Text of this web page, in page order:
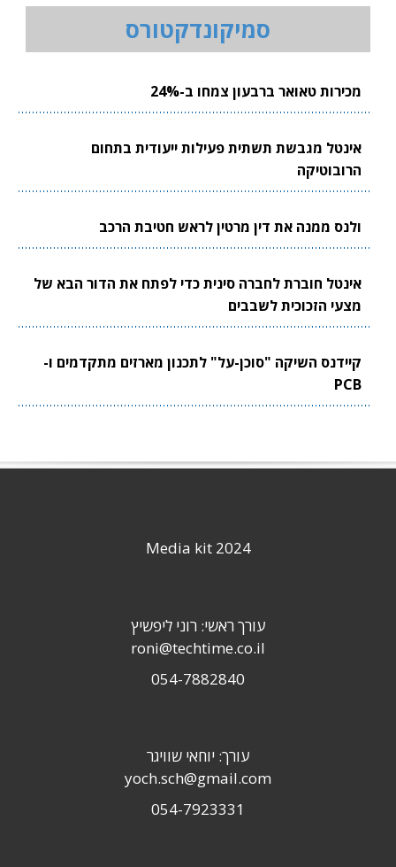
סמיקונדקטורס
מכירות טאואר ברבעון צמחו ב-24%
אינטל מגבשת תשתית פעילות ייעודית בתחום
הרובוטיקה
ולנס ממנה את דין מרטין לראש חטיבת הרכב
אינטל חוברת לחברה סינית כדי לפתח את הדור הבא של
מצעי הזכוכית לשבבים
קיידנס השיקה "סוכן-על" לתכנון מארזים מתקדמים ו-
PCB
Media kit 2024
עורך ראשי: רוני ליפשיץ
roni@techtime.co.il
054-7882840
עורך: יוחאי שוויגר
yoch.sch@gmail.com
054-7923331